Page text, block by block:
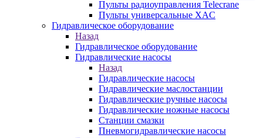
Пульты радиоуправления Telecrane
Пульты универсальные XAC
Гидравлическое оборудование
Назад
Гидравлическое оборудование
Гидравлические насосы
Назад
Гидравлические насосы
Гидравлические маслостанции
Гидравлические ручные насосы
Гидравлические ножные насосы
Станции смазки
Пневмогидравлические насосы